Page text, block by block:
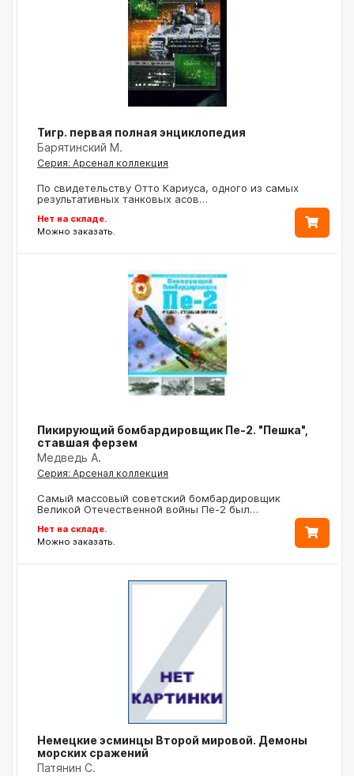
Тигр. первая полная энциклопедия
Барятинский М.
Серия: Арсенал коллекция
По свидетельству Отто Кариуса, одного из самых
результативных танковых асов…
Нет на складе.
Можно заказать.
Пикирующий бомбардировщик Пе-2. "Пешка",
ставшая ферзем
Медведь А.
Серия: Арсенал коллекция
Самый массовый советский бомбардировщик
Великой Отечественной войны Пе-2 был…
Нет на складе.
Можно заказать.
Немецкие эсминцы Второй мировой. Демоны
морских сражений
Патянин С.